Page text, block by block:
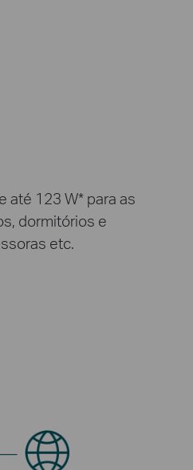
até 123 W* para as
dormitórios e
etc.